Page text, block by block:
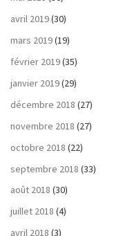
avril 2019(30)
mars 2019(19)
février 2019(35)
janvier 2019(29)
décembre 2018 (27)
novembre 2018 (27)
octobre 2018 (22)
septembre 2018 (33)
août 2018 (30)
juillet 2018 (4)
avril 2018 (3)